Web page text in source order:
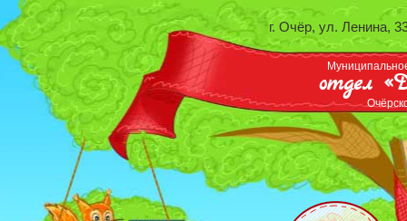
отдел
г. Очёр, ул. Ленина,